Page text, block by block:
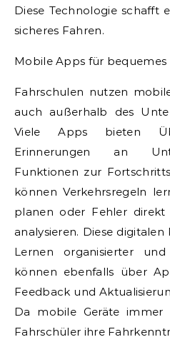
Diese Technologie schafft
sicheres Fahren.
Mobile Apps für bequemes
Fahrschulen nutzen
auch außerhalb des
Viele Apps bieten
Erinnerungen an
Funktionen zur
können Verkehrsregeln
planen oder Fehler
analysieren. Diese
Lernen organisierter
können ebenfalls über
Feedback und
Da mobile Geräte immer
Fahrschüler ihre